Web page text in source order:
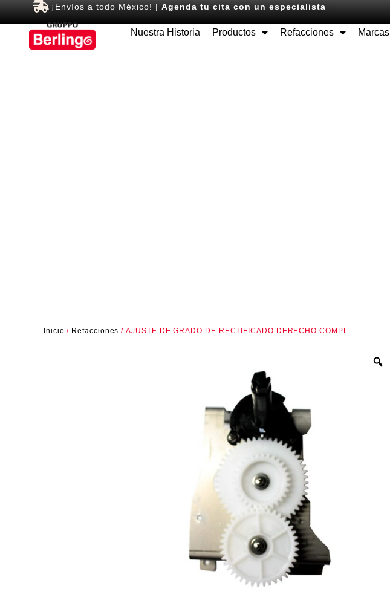
¡Envíos a todo México! | Agenda tu cita con un especialista
Nuestra Historia Productos Refacciones Marcas
Inicio / Refacciones / AJUSTE DE GRADO DE RECTIFICADO DERECHO COMPL.